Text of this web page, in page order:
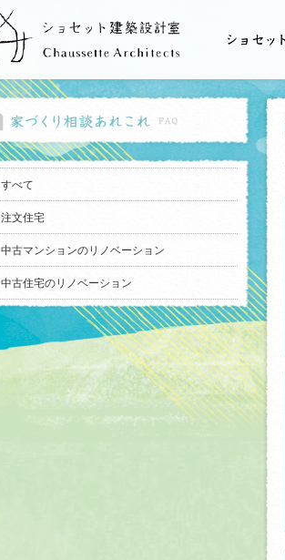
すべて
注文住宅
中古マンションのリノベーション
中古住宅のリノベーション